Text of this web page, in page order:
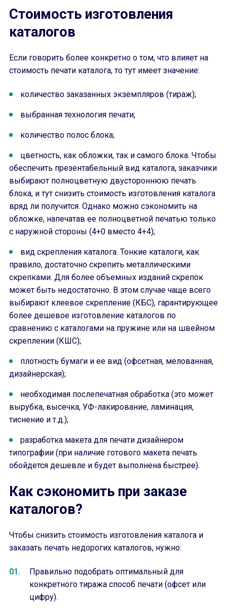
Стоимость изготовления
каталогов
Если говорить более конкретно о том, что влияет на
стоимость печати каталога, то тут имеет значение:
количество заказанных экземпляров (тираж);
выбранная технология печати;
количество полос блока;
цветность, как обложки, так и самого блока. Чтобы
обеспечить презентабельный вид каталога, заказчики
выбирают полноцветную двустороннюю печать
блока, и тут снизить стоимость изготовления каталога
вряд ли получится. Однако можно сэкономить на
обложке, напечатав ее полноцветной печатью только
с наружной стороны (4+0 вместо 4+4);
вид скрепления каталога. Тонкие каталоги, как
правило, достаточно скрепить металлическими
скрепками. Для более объемных изданий скрепок
может быть недостаточно. В этом случае чаще всего
выбирают клеевое скрепление (КБС), гарантирующее
более дешевое изготовление каталогов по
сравнению с каталогами на пружине или на швейном
скреплении (КШС);
плотность бумаги и ее вид (офсетная, мелованная,
дизайнерская);
необходимая послепечатная обработка (это может
вырубка, высечка, УФ-лакирование, ламинация,
тиснение и т.д.);
разработка макета для печати дизайнером
типографии (при наличие готового макета печать
обойдется дешевле и будет выполнена быстрее).
Как сэкономить при заказе
каталогов?
Чтобы снизить стоимость изготовления каталога и
заказать печать недорогих каталогов, нужно:
Правильно подобрать оптимальный для
конкретного тиража способ печати (офсет или
цифру).